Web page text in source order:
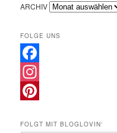
ARCHIV
FOLGE UNS
Facebook
Instagram
FOLGT MIT BLOGLOVIN‘